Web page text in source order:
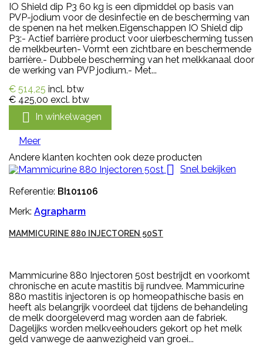
IO Shield dip P3 60 kg is een dipmiddel op basis van
PVP-jodium voor de desinfectie en de bescherming van
de spenen na het melken.Eigenschappen IO Shield dip
P3:- Actief barrière product voor uierbescherming tussen
de melkbeurten- Vormt een zichtbare en beschermende
barrière.- Dubbele bescherming van het melkkanaal door
de werking van PVP jodium.- Met...
€ 514,25 incl. btw
€ 425,00 excl. btw
 In winkelwagen
Meer
Andere klanten kochten ook deze producten
 Snel bekijken
Referentie: BI101106
Merk: Agrapharm
MAMMICURINE 880 INJECTOREN 50ST
Mammicurine 880 Injectoren 50st bestrijdt en voorkomt
chronische en acute mastitis bij rundvee. Mammicurine
880 mastitis injectoren is op homeopathische basis en
heeft als belangrijk voordeel dat tijdens de behandeling
de melk doorgeleverd mag worden aan de fabriek.
Dagelijks worden melkveehouders gekort op het melk
geld vanwege de aanwezigheid van groei...